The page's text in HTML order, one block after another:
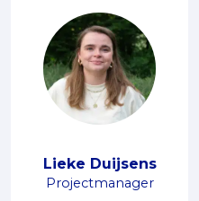
Lieke Duijsens
Projectmanager